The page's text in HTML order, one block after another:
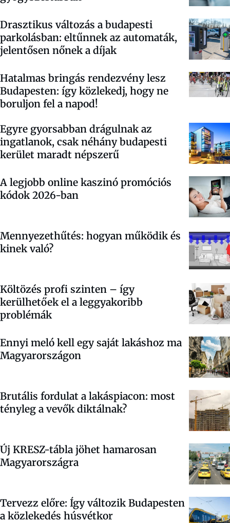
Drasztikus változás a budapesti
parkolásban: eltűnnek az automaták,
jelentősen nőnek a díjak
Hatalmas bringás rendezvény lesz
Budapesten: így közlekedj, hogy ne
boruljon fel a napod!
Egyre gyorsabban drágulnak az
ingatlanok, csak néhány budapesti
kerület maradt népszerű
A legjobb online kaszinó promóciós
kódok 2026-ban
Mennyezethűtés: hogyan működik és
kinek való?
Költözés profi szinten – így
kerülhetőek el a leggyakoribb
problémák
Ennyi meló kell egy saját lakáshoz ma
Magyarországon
Brutális fordulat a lakáspiacon: most
tényleg a vevők diktálnak?
Új KRESZ-tábla jöhet hamarosan
Magyarországra
Tervezz előre: Így változik Budapesten
a közlekedés húsvétkor